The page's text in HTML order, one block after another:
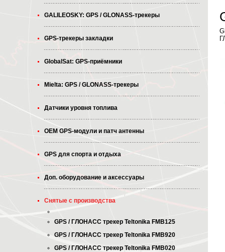
GALILEOSKY: GPS / GLONASS-трекеры
GPS-трекеры закладки
GlobalSat: GPS-приёмники
Mielta: GPS / GLONASS-трекеры
Датчики уровня топлива
OEM GPS-модули и патч антенны
GPS для спорта и отдыха
Доп. оборудование и аксессуары
Снятые с производства
GPS / ГЛОНАСС трекер Teltonika FMB125
GPS / ГЛОНАСС трекер Teltonika FMB920
GPS / ГЛОНАСС трекер Teltonika FMB020